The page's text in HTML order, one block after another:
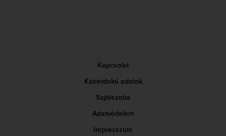
Kapcsolat
Közérdekű adatok
Sajtószoba
Adatvédelem
Impresszum